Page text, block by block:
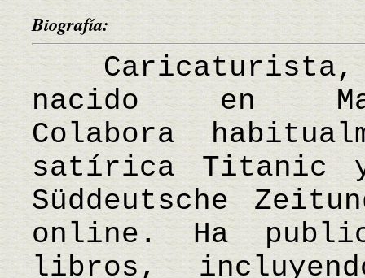
Biografía:
Caricaturista,
nacido en
Colabora
satírica Titanic
Süddeutsche
online. Ha
libros,